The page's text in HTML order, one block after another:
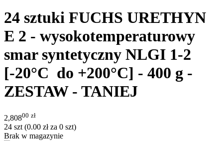
24 sztuki FUCHS URETHYN
E 2 - wysokotemperaturowy
smar syntetyczny NLGI 1-2
[-20°C do +200°C] - 400 g -
ZESTAW - TANIEJ
2,80800 zł
24 szt (0.00 złza 0 szt)
Brak w magazynie